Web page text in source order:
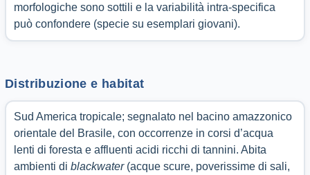
morfologiche sono sottili e la variabilità intra-specifica
può confondere (specie su esemplari giovani).
Distribuzione e habitat
Sud America tropicale; segnalato nel bacino amazzonico
orientale del Brasile, con occorrenze in corsi d’acqua
lenti di foresta e affluenti acidi ricchi di tannini. Abita
ambienti di blackwater(acque scure, poverissime di sali,